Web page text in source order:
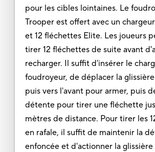
pour les cibles lointaines. Le
Trooper est offert avec un
et 12 fléchettes Elite. Les joueurs
tirer 12 fléchettes de suite avant
recharger. Il suffit d'insérer le
foudroyeur, de déplacer la
puis vers l'avant pour armer, puis
détente pour tirer une fléchette
mètres de distance. Pour tirer les
en rafale, il suffit de maintenir la
enfoncée et d'actionner la